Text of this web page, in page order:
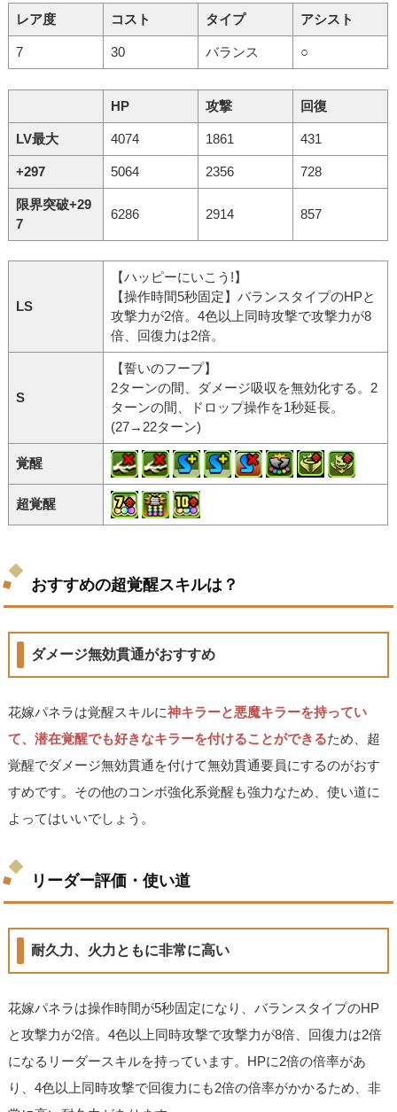
レア度 コスト タイプ アシスト
7 30 バランス ○
HP 攻撃 回復
LV最大 4074 1861 431
+297 5064 2356 728
限界突破+29
7
6286 2914 857
LS
【ハッピーにいこう!】
【操作時間5秒固定】バランスタイプのHPと
攻撃力が2倍。4色以上同時攻撃で攻撃力が8
倍、回復力は2倍。
S
【誓いのフープ】
2ターンの間、ダメージ吸収を無効化する。2
ターンの間、ドロップ操作を1秒延長。
(27→22ターン)
覚醒
超覚醒
おすすめの超覚醒スキルは？
ダメージ無効貫通がおすすめ
花嫁パネラは覚醒スキルに神キラーと悪魔キラーを持ってい
て、潜在覚醒でも好きなキラーを付けることができるため、超
覚醒でダメージ無効貫通を付けて無効貫通要員にするのがおす
すめです。その他のコンボ強化系覚醒も強力なため、使い道に
よってはいいでしょう。
リーダー評価・使い道
耐久力、火力ともに非常に高い
花嫁パネラは操作時間が5秒固定になり、バランスタイプのHP
と攻撃力が2倍。4色以上同時攻撃で攻撃力が8倍、回復力は2倍
になるリーダースキルを持っています。HPに2倍の倍率があ
り、4色以上同時攻撃で回復力にも2倍の倍率がかかるため、非